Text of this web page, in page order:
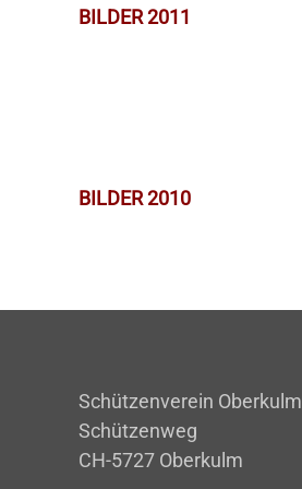
BILDER 2011
BILDER 2010
Schützenverein Oberkulm
Schützenweg
CH-5727 Oberkulm